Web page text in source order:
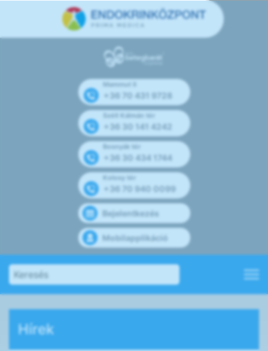
Mammut II
+36 70 431 9728
Széll Kálmán tér
+36 30 141 4242
Bosnyák tér
+36 30 434 1744
Kolosy tér
+36 70 940 0099
Bejelentkezés
Mobilapplikáció
Hírek